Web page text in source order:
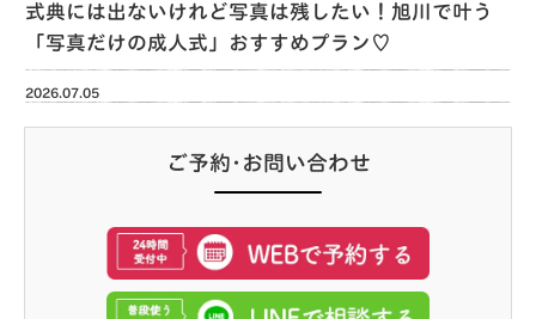
式典には出ないけれど写真は残したい！旭川で叶う
「写真だけの成人式」おすすめプラン♡
2026.07.05
ご予約･お問い合わせ